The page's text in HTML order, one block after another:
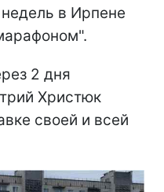
в Ирпене
2 дня
Христюк
своей и всей